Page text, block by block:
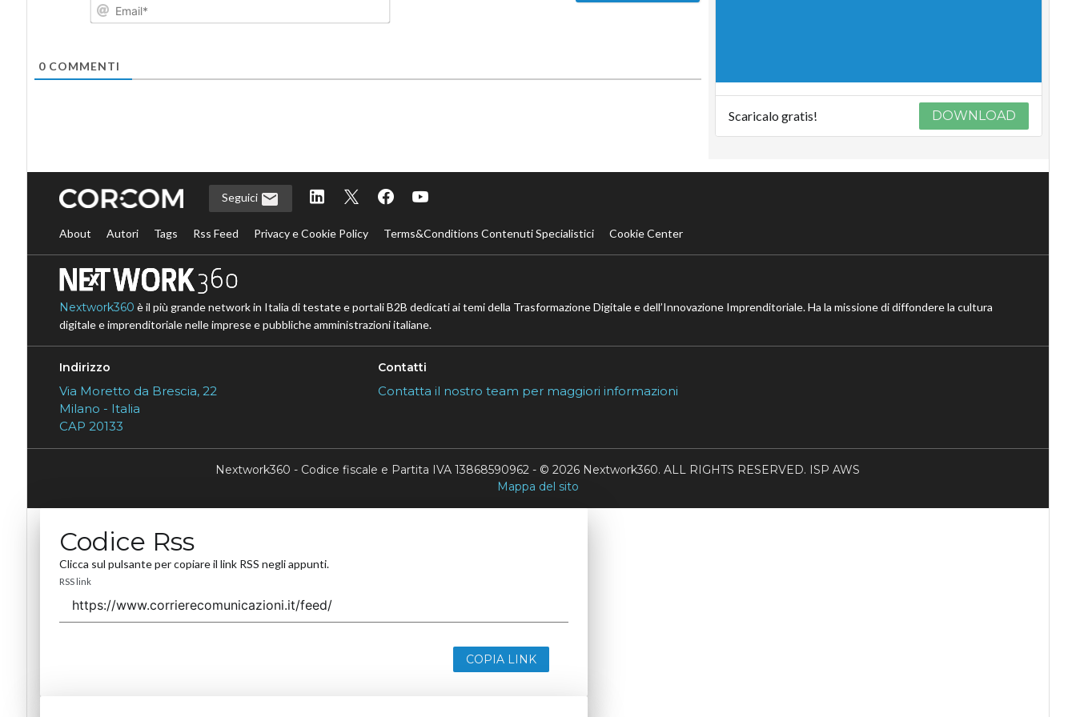
Email*
0COMMENTI
Scaricalo gratis! DOWNLOAD
Seguici
About Autori Tags Rss Feed Privacy e Cookie Policy Terms&Conditions Contenuti Specialistici Cookie Center
Nextwork360 è il più grande network in Italia di testate e portali B2B dedicati ai temi della Trasformazione Digitale e dell’Innovazione Imprenditoriale. Ha la missione di diffondere la cultura
digitale e imprenditoriale nelle imprese e pubbliche amministrazioni italiane.
Indirizzo
Via Moretto da Brescia, 22
Milano - Italia
CAP 20133
Contatti
Contatta il nostro team per maggiori informazioni
Nextwork360 - Codice fiscale e Partita IVA 13868590962 - © 2026 Nextwork360. ALL RIGHTS RESERVED. ISP AWS
Mappa del sito
Codice Rss
Clicca sul pulsante per copiare il link RSS negli appunti.
RSS link
COPIA LINK